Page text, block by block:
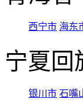
西宁市 海东
宁夏回
银川市 石嘴